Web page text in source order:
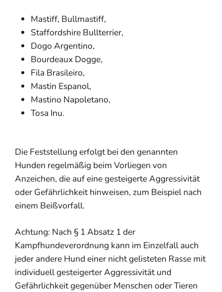
Mastiff, Bullmastiff,
Staffordshire Bullterrier,
Dogo Argentino,
Bourdeaux Dogge,
Fila Brasileiro,
Mastin Espanol,
Mastino Napoletano,
Tosa Inu.
Die Feststellung erfolgt bei den genannten
Hunden regelmäßig beim Vorliegen von
Anzeichen, die auf eine gesteigerte Aggressivität
oder Gefährlichkeit hinweisen, zum Beispiel nach
einem Beißvorfall.
Achtung: Nach § 1 Absatz 1 der
Kampfhundeverordnung kann im Einzelfall auch
jeder andere Hund einer nicht gelisteten Rasse mit
individuell gesteigerter Aggressivität und
Gefährlichkeit gegenüber Menschen oder Tieren